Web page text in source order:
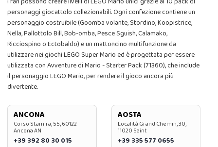
personaggi giocattolo collezionabili. Ogni confezione contiene un
personaggio costruibile (Goomba volante, Stordino, Koopistrice,
Nella, Pallottolo Bill, Bob-omba, Pesce Sguish, Calamako,
Ricciospino o Ectobaldo) e un mattoncino multifunzione da
utilizzare nei giochi LEGO Super Mario ed è progettata per essere
utilizzata con Avventure di Mario - Starter Pack (71360), che include
il personaggio LEGO Mario, per rendere il gioco ancora più
divertente.
ANCONA
Corso Stamira, 55, 60122
Ancona AN
+39 392 80 30 015
AOSTA
Località Grand Chemin, 30,
11020 Saint
+39 335 577 0655